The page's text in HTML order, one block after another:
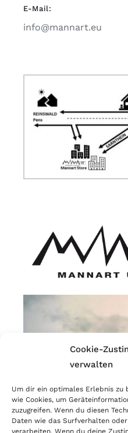
Cookie-
verwalten
Um dir ein optimales Erlebnis zu
wie Cookies, um
zuzugreifen. Wenn du diesen
Daten wie das Surfverhalten
verarbeiten. Wenn du deine
E-Mail:
info@mannart.eu